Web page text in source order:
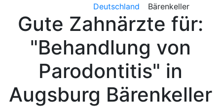
Deutschland
Bärenkeller
Gute Zahnärzte für:
"Behandlung von
Parodontitis" in
Augsburg Bärenkeller